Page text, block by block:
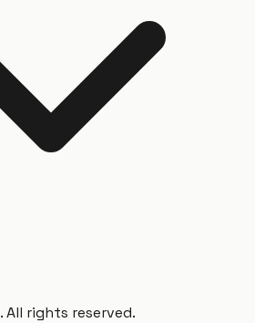
. All rights reserved.